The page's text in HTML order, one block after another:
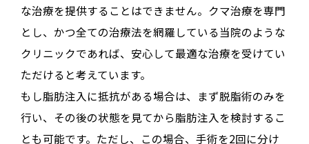
な治療を提供することはできません。クマ治療を専門
とし、かつ全ての治療法を網羅している当院のような
クリニックであれば、安心して最適な治療を受けてい
ただけると考えています。
もし脂肪注入に抵抗がある場合は、まず脱脂術のみを
行い、その後の状態を見てから脂肪注入を検討するこ
とも可能です。ただし、この場合、手術を2回に分け